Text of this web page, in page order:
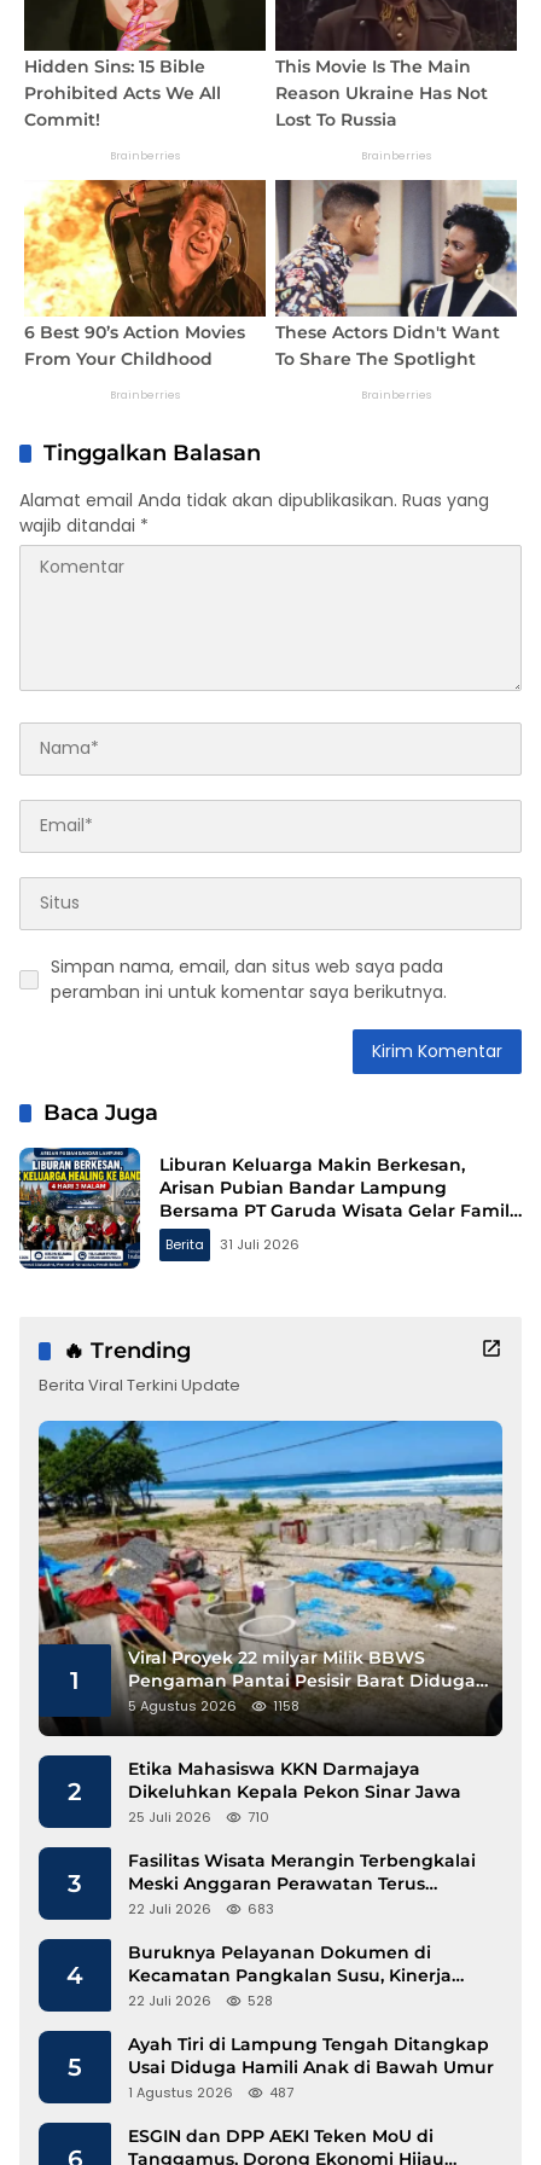
Tinggalkan Balasan
Alamat email Anda tidak akan dipublikasikan. Ruas yang
wajib ditandai *
Simpan nama, email, dan situs web saya pada
peramban ini untuk komentar saya berikutnya.
Baca Juga
Liburan Keluarga Makin Berkesan,
Arisan Pubian Bandar Lampung
Bersama PT Garuda Wisata Gelar Family
Gathering ke Bandung
Berita 31 Juli 2026
🔥 Trending
Berita Viral Terkini Update
1
Viral Proyek 22 milyar Milik BBWS
Pengaman Pantai Pesisir Barat Diduga
Gunakan Besi Banci
5 Agustus 2026 1158
2
Etika Mahasiswa KKN Darmajaya
Dikeluhkan Kepala Pekon Sinar Jawa
25 Juli 2026 710
3
Fasilitas Wisata Merangin Terbengkalai
Meski Anggaran Perawatan Terus
Mengalir
22 Juli 2026 683
4
Buruknya Pelayanan Dokumen di
Kecamatan Pangkalan Susu, Kinerja
Disdukcapil Langkat Disorot
22 Juli 2026 528
5
Ayah Tiri di Lampung Tengah Ditangkap
Usai Diduga Hamili Anak di Bawah Umur
1 Agustus 2026 487
ESGIN dan DPP AEKI Teken MoU di
Tanggamus, Dorong Ekonomi Hijau